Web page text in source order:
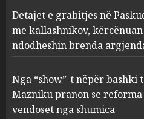
2
AUGUST
Nga
vula e
AUGUST 5,
Detajet e grabitjes në
me kallashnikov,
ndodheshin brenda
Nga “show”-t nëpër bashki
Mazniku pranon se
vendoset nga shumica